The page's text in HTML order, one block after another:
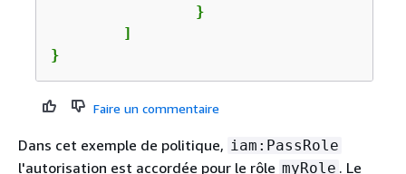
}
Faire un commentaire
Dans cet exemple de politique, iam:PassRole
l'autorisation est accordée pour le rôle myRole . Le